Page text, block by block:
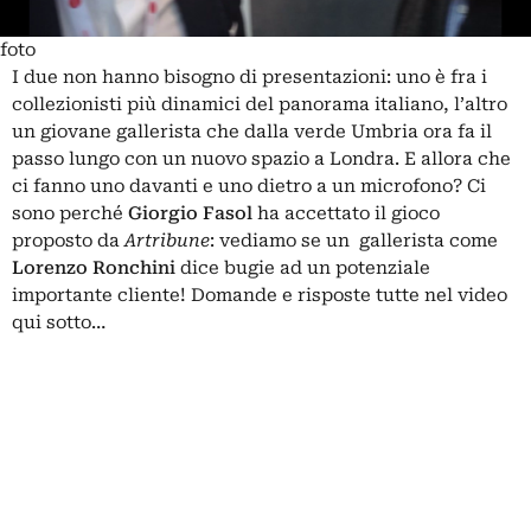
foto
I due non hanno bisogno di presentazioni: uno è fra i
collezionisti più dinamici del panorama italiano, l’altro
un giovane gallerista che dalla verde Umbria ora fa il
passo lungo con un nuovo spazio a Londra. E allora che
ci fanno uno davanti e uno dietro a un microfono? Ci
sono perché Giorgio Fasol ha accettato il gioco
proposto daArtribune: vediamo se un gallerista come
Lorenzo Ronchini dice bugie ad un potenziale
importante cliente! Domande e risposte tutte nel video
qui sotto…